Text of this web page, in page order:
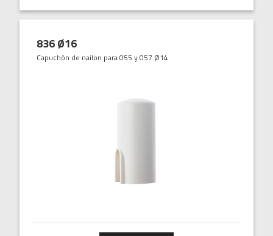
836 Ø16
Capuchón de nailon para 055 y 057 Ø14